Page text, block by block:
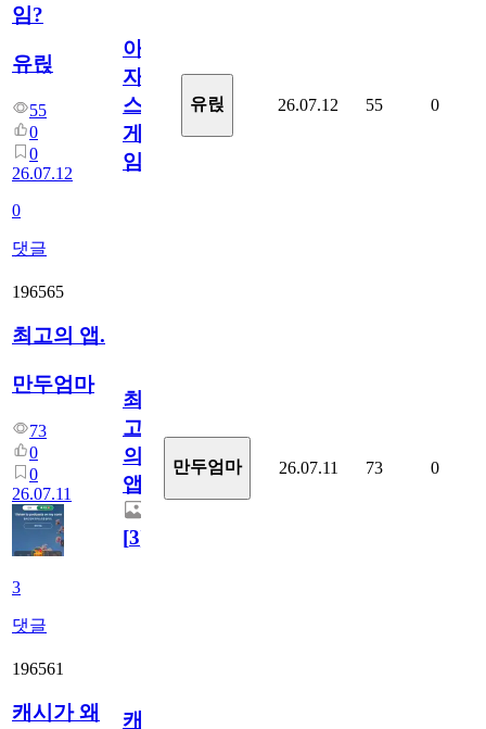
임?
유릱
55
0
0
26.07.12
0
댓글
아
자
스
게
임?
유릱 26.07.12 55 0
196565
최고의 앱.
만두엄마
73
0
0
26.07.11
3
댓글
최
고
의
앱.
[3]
만두엄마 26.07.11 73 0
196561
캐시가 왜
캐